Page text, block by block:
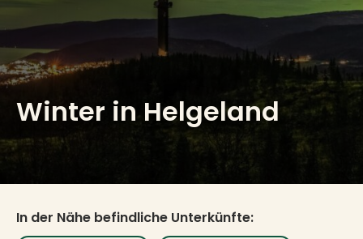
Winter in Helgeland
In der Nähe befindliche Unterkünfte: